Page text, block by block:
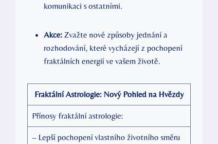
komunikaci s ostatními.
Akce: Zvažte ​nové způsoby jednání a
rozhodování, které vycházejí z pochopení
‍fraktálních energií‌ ve⁢ vašem životě.
Fraktální Astrologie: Nový Pohled na Hvězdy
Přínosy fraktální astrologie:
– Lepší pochopení vlastního životního směru